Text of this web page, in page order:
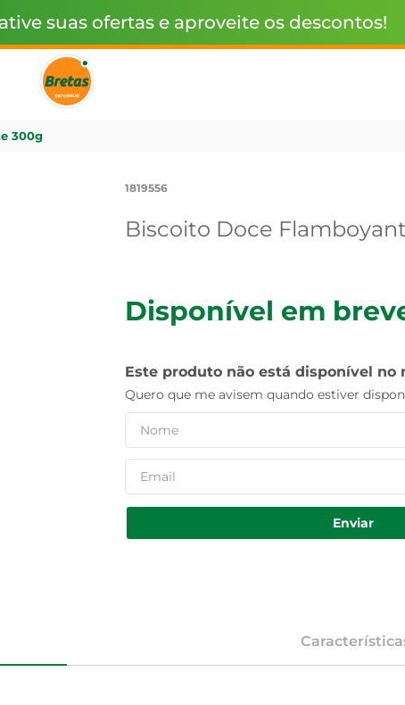
suas ofertas e aproveite os descontos!
300g
1819556
Biscoito Doce
Disponível em
Este produto não está disponível no
Quero que me avisem quando estiver
Enviar